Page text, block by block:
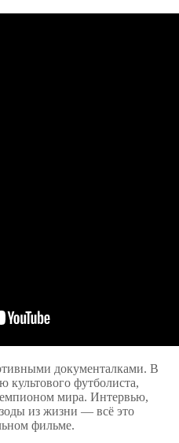
документалками. В
культового футболиста,
мира. Интервью,
из жизни — всё это
фильме.